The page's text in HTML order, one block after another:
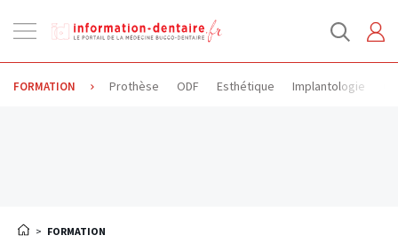
la
FORMATION Prothèse ODF Esthétique Implantologie
> FORMATION